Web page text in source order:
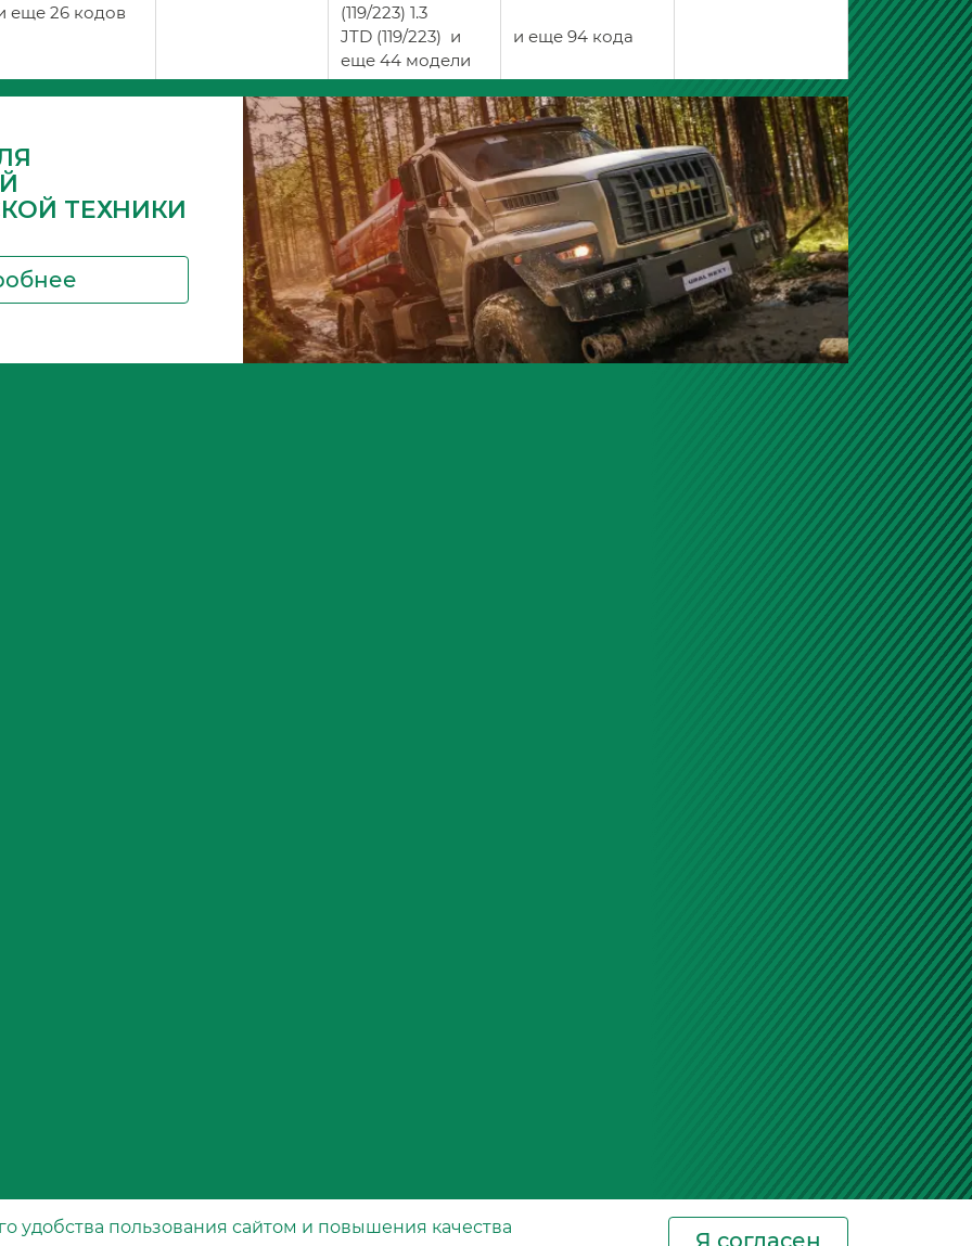
еще 26 кодов
(119/223) 1.3
JTD (119/223) и
еще 44 модели
и еще 94 кода
ТЕХНИКИ
удобства пользования сайтом и повышения качества
Я согласен